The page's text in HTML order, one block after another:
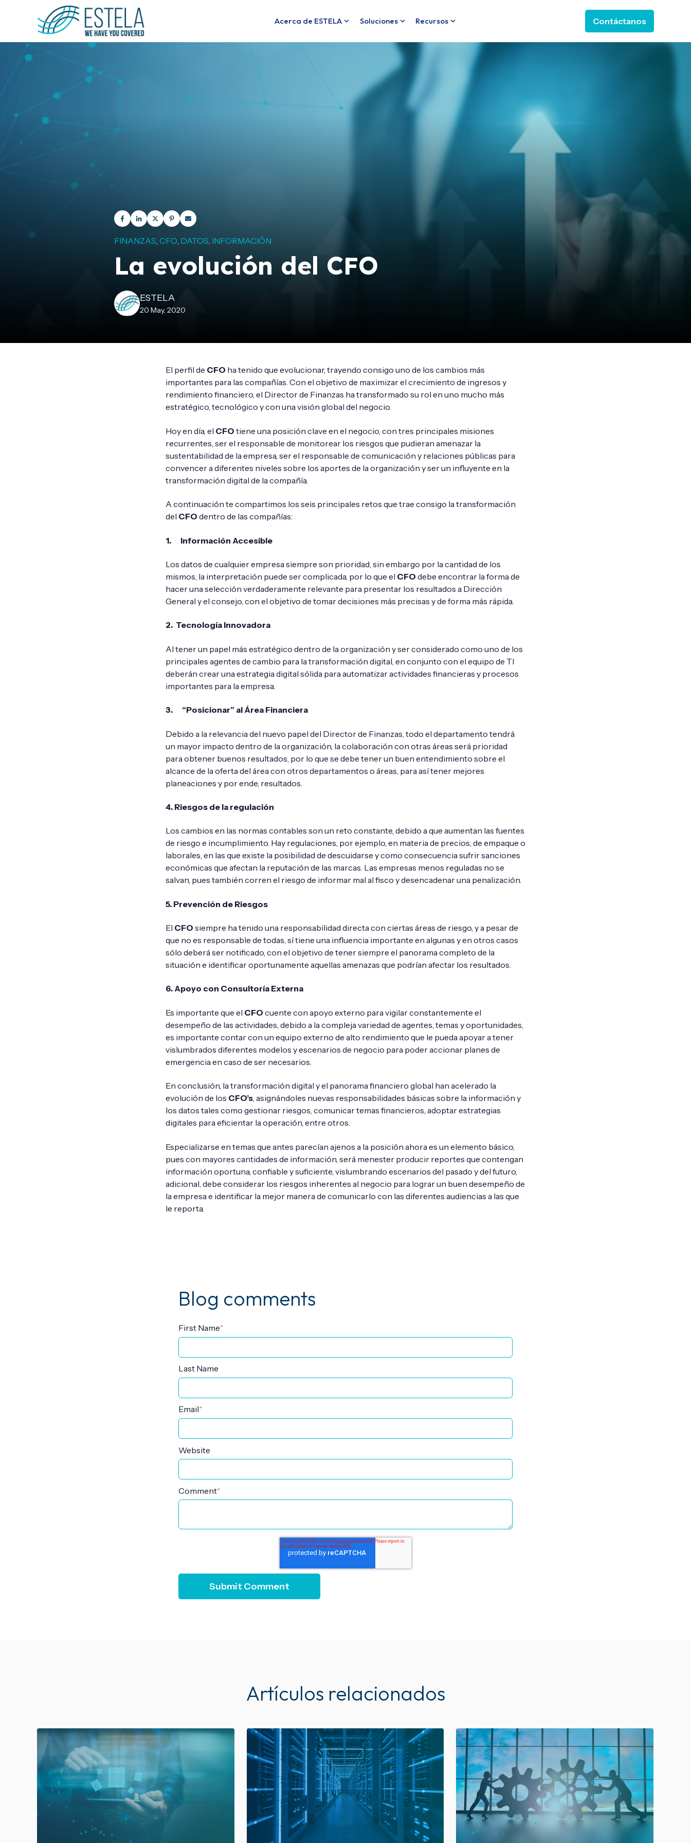
Acerca de ESTELA
Show submenu for Acerca de ESTELA
Soluciones
Show submenu for Soluciones
Recursos Contáctanos
FINANZAS, CFO, DATOS, INFORMACIÓN
La evolución del CFO
ESTELA
20 May, 2020
El perfil de CFO ha tenido que evolucionar, trayendo consigo uno de los cambios más
importantes para las compañías. Con el objetivo de maximizar el crecimiento de ingresos y
rendimiento financiero, el Director de Finanzas ha transformado su rol en uno mucho más
estratégico, tecnológico y con una visión global del negocio.
Hoy en día, el CFO tiene una posición clave en el negocio, con tres principales misiones
recurrentes, ser el responsable de monitorear los riesgos que pudieran amenazar la
sustentabilidad de la empresa, ser el responsable de comunicación y relaciones públicas para
convencer a diferentes niveles sobre los aportes de la organización y ser un influyente en la
transformación digital de la compañía.
A continuación te compartimos los seis principales retos que trae consigo la transformación
del CFO dentro de las compañías:
1. Información Accesible
Los datos de cualquier empresa siempre son prioridad, sin embargo por la cantidad de los
mismos, la interpretación puede ser complicada, por lo que el CFO debe encontrar la forma de
hacer una selección verdaderamente relevante para presentar los resultados a Dirección
General y el consejo, con el objetivo de tomar decisiones más precisas y de forma más rápida.
2. Tecnología Innovadora
Al tener un papel más estratégico dentro de la organización y ser considerado como uno de los
principales agentes de cambio para la transformación digital, en conjunto con el equipo de TI
deberán crear una estrategia digital sólida para automatizar actividades financieras y procesos
importantes para la empresa.
3. “Posicionar” al Área Financiera
Debido a la relevancia del nuevo papel del Director de Finanzas, todo el departamento tendrá
un mayor impacto dentro de la organización, la colaboración con otras áreas será prioridad
para obtener buenos resultados, por lo que se debe tener un buen entendimiento sobre el
alcance de la oferta del área con otros departamentos o áreas, para así tener mejores
planeaciones y por ende, resultados.
4. Riesgos de la regulación
Los cambios en las normas contables son un reto constante, debido a que aumentan las fuentes
de riesgo e incumplimiento. Hay regulaciones, por ejemplo, en materia de precios, de empaque o
laborales, en las que existe la posibilidad de descuidarse y como consecuencia sufrir sanciones
económicas que afectan la reputación de las marcas. Las empresas menos reguladas no se
salvan, pues también corren el riesgo de informar mal al fisco y desencadenar una penalización.
5. Prevención de Riesgos
El CFO siempre ha tenido una responsabilidad directa con ciertas áreas de riesgo, y a pesar de
que no es responsable de todas, sí tiene una influencia importante en algunas y en otros casos
sólo deberá ser notificado, con el objetivo de tener siempre el panorama completo de la
situación e identificar oportunamente aquellas amenazas que podrían afectar los resultados.
6. Apoyo con Consultoría Externa
Es importante que el CFO cuente con apoyo externo para vigilar constantemente el
desempeño de las actividades, debido a la compleja variedad de agentes, temas y oportunidades,
es importante contar con un equipo externo de alto rendimiento que le pueda apoyar a tener
vislumbrados diferentes modelos y escenarios de negocio para poder accionar planes de
emergencia en caso de ser necesarios.
En conclusión, la transformación digital y el panorama financiero global han acelerado la
evolución de los CFO’s, asignándoles nuevas responsabilidades básicas sobre la información y
los datos tales como gestionar riesgos, comunicar temas financieros, adoptar estrategias
digitales para eficientar la operación, entre otros.
Especializarse en temas que antes parecían ajenos a la posición ahora es un elemento básico,
pues con mayores cantidades de información, será menester producir reportes que contengan
información oportuna, confiable y suficiente, vislumbrando escenarios del pasado y del futuro,
adicional, debe considerar los riesgos inherentes al negocio para lograr un buen desempeño de
la empresa e identificar la mejor manera de comunicarlo con las diferentes audiencias a las que
le reporta.
Blog comments
First Name*
Last Name
Email*
Website
Comment*
Artículos relacionados